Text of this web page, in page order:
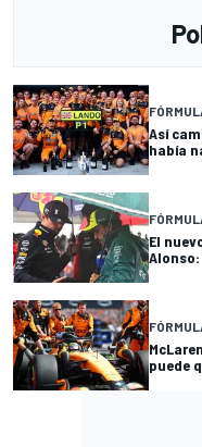
Así
había
El
puede